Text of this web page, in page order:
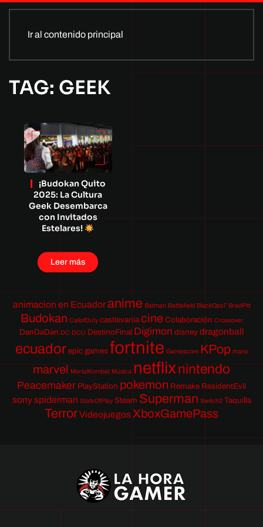
Ir al contenido principal
TAG: GEEK
¡Budokan Quito
2025: La Cultura
Geek Desembarca
con Invitados
Estelares!
Leer más
animacion en Ecuador anime Batman Battlefield BlackOps7 BradPitt
Budokan CallofDuty castlevania cine Colaboración Crossover
DanDaDan DC DCU DestinoFinal Digimon disney dragonball
ecuador epic games fortnite Gamescom KPop mario
marvel MortalKombat Música netflixnintendo
Peacemaker PlayStation pokemon Remake ResidentEvil
sony spiderman StateOfPlay Steam Superman Switch2 Taquilla
TerrorVideojuegos XboxGamePass